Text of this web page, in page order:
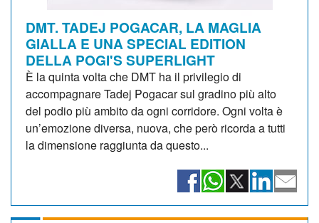
DMT. TADEJ POGACAR, LA MAGLIA
GIALLA E UNA SPECIAL EDITION
DELLA POGI'S SUPERLIGHT
È la quinta volta che DMT ha il privilegio di
accompagnare Tadej Pogacar sul gradino più alto
del podio più ambito da ogni corridore. Ogni volta è
un’emozione diversa, nuova, che però ricorda a tutti
la dimensione raggiunta da questo...